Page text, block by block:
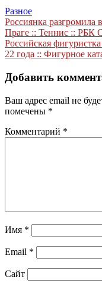
Разное
Навигация
по
записям
Россиянка разгромила
Праге :: Теннис :: РБК
Российская
22 года :: Фигурное
Добавить
Ваш адрес email не
помечены *
Комментарий *
Имя *
Email *
Сайт